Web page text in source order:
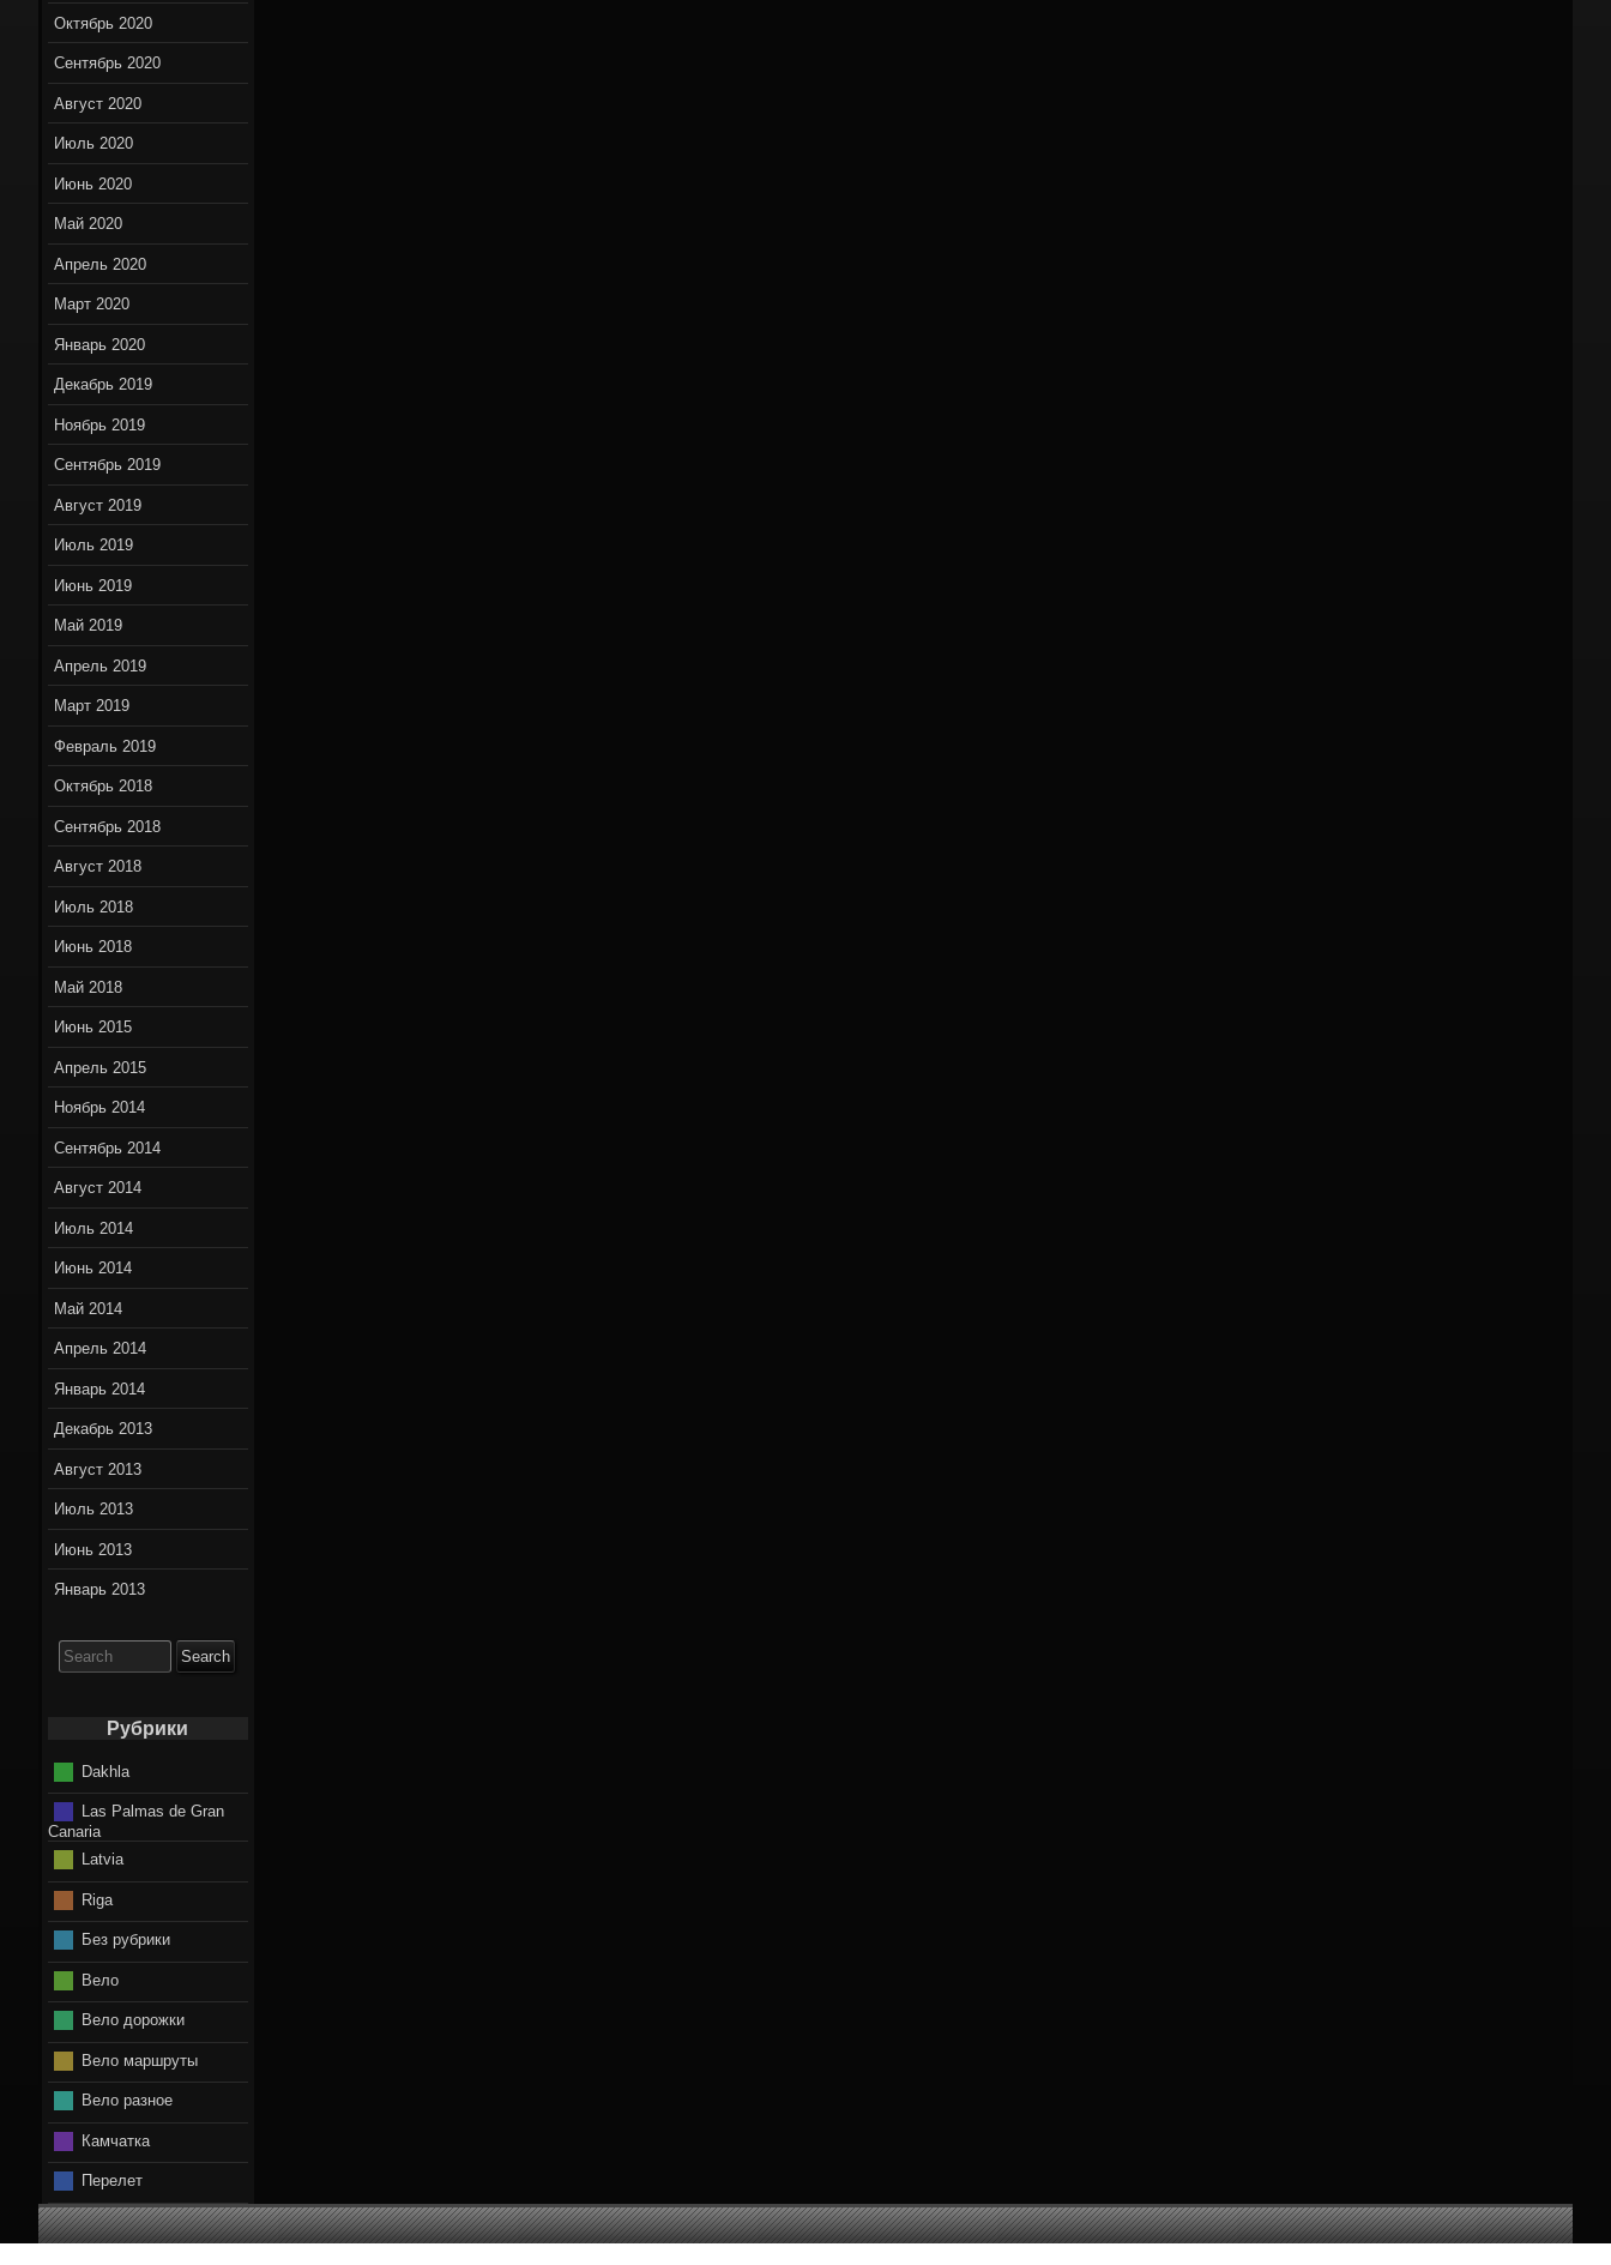
Октябрь 2020
Сентябрь 2020
Август 2020
Июль 2020
Июнь 2020
Май 2020
Апрель 2020
Март 2020
Январь 2020
Декабрь 2019
Ноябрь 2019
Сентябрь 2019
Август 2019
Июль 2019
Июнь 2019
Май 2019
Апрель 2019
Март 2019
Февраль 2019
Октябрь 2018
Сентябрь 2018
Август 2018
Июль 2018
Июнь 2018
Май 2018
Июнь 2015
Апрель 2015
Ноябрь 2014
Сентябрь 2014
Август 2014
Июль 2014
Июнь 2014
Май 2014
Апрель 2014
Январь 2014
Декабрь 2013
Август 2013
Июль 2013
Июнь 2013
Январь 2013
for:
Рубрики
Dakhla
Las Palmas de Gran
Canaria
Latvia
Riga
Без рубрики
Вело
Вело дорожки
Вело маршруты
Вело разное
Камчатка
Перелет